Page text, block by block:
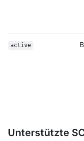
active
Unterstützte